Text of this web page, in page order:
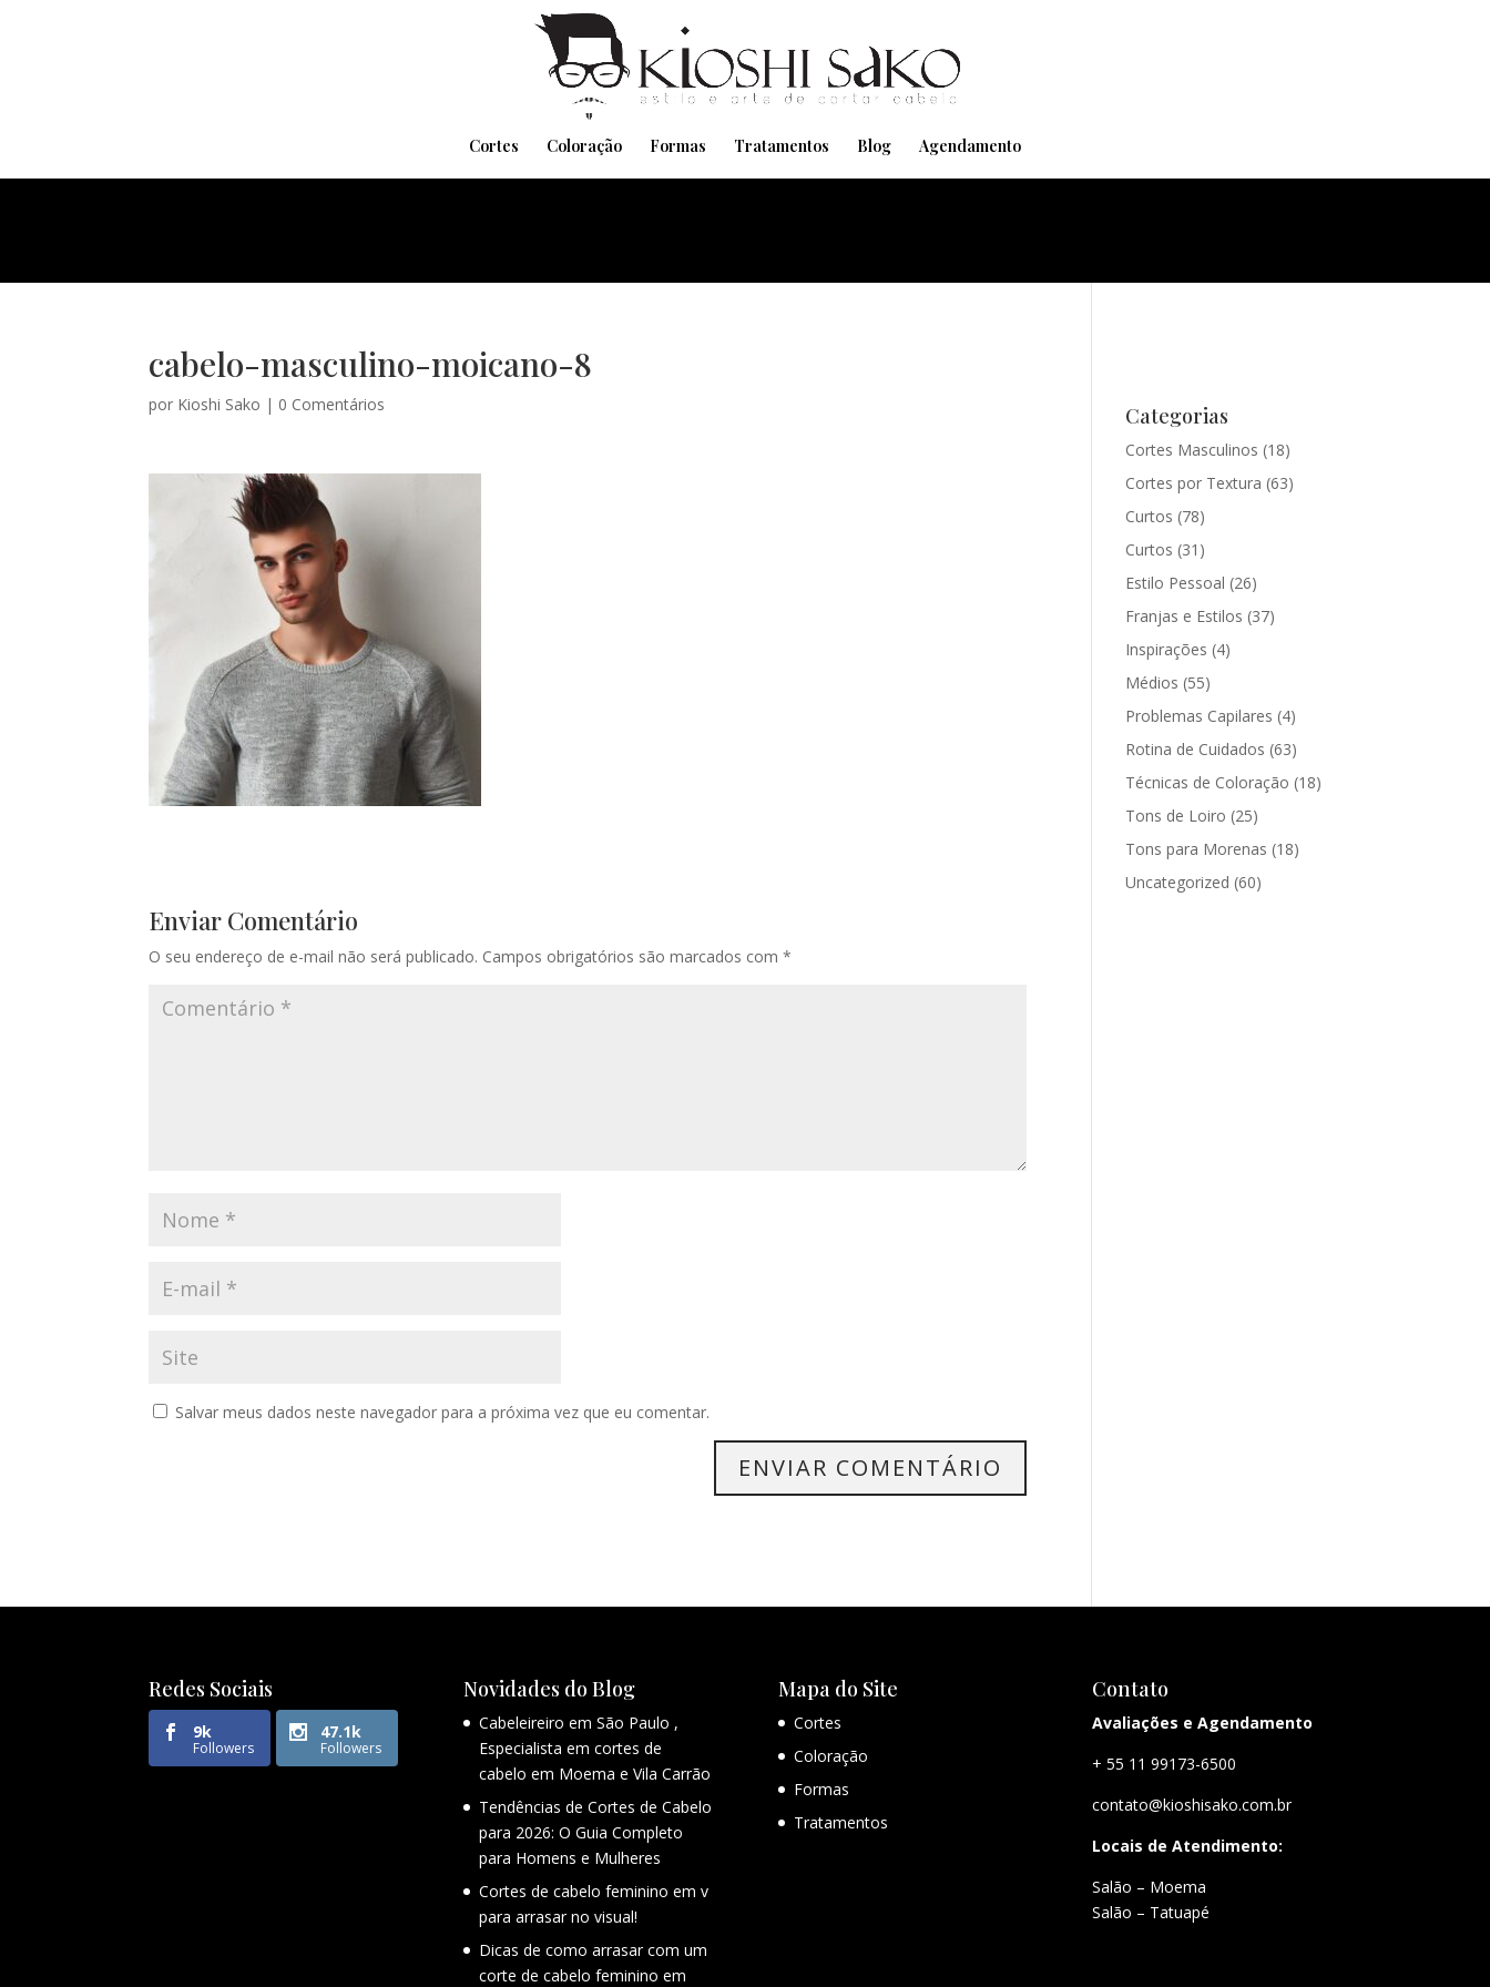
Cortes Coloração Formas Tratamentos Blog Agendamento
cabelo-masculino-moicano-8
por Kioshi Sako | 0 Comentários
Enviar Comentário
O seu endereço de e-mail não será publicado. Campos obrigatórios são marcados com*
Salvar meus dados neste navegador para a próxima vez que eu comentar.
Categorias
Cortes Masculinos (18)
Cortes por Textura (63)
Curtos (78)
Curtos (31)
Estilo Pessoal (26)
Franjas e Estilos (37)
Inspirações (4)
Médios (55)
Problemas Capilares (4)
Rotina de Cuidados (63)
Técnicas de Coloração (18)
Tons de Loiro (25)
Tons para Morenas (18)
Uncategorized (60)
Redes Sociais
9k
Followers
47.1k
Followers
Novidades do Blog
Cabeleireiro em São Paulo ,
Especialista em cortes de
cabelo em Moema e Vila Carrão
Tendências de Cortes de Cabelo
para 2026: O Guia Completo
para Homens e Mulheres
Cortes de cabelo feminino em v
para arrasar no visual!
Dicas de como arrasar com um
corte de cabelo feminino em
Mapa do Site
Cortes
Coloração
Formas
Tratamentos
Contato
Avaliações e Agendamento
+ 55 11 99173-6500
contato@kioshisako.com.br
Locais de Atendimento:
Salão – Moema
Salão – Tatuapé
Pensando em transformar seu Visual??
Agende pelo Whatsapp